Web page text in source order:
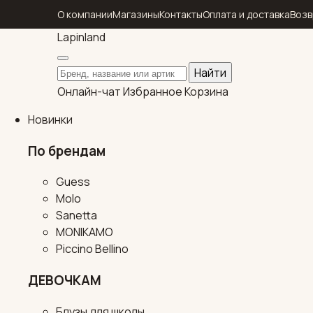
О компанииМагазиныКонтактыОплата и доставка
Lapinland
Поиск по каталогу
Найти
Онлайн-чатИзбранноеКорзина
Новинки
По брендам
Guess
Molo
Sanetta
MONIKAMO
Piccino Bellino
ДЕВОЧКАМ